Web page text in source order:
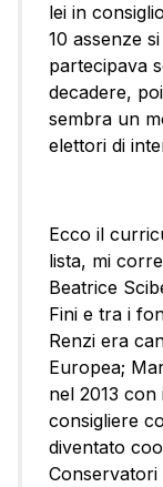
lei in
10 assenze
partecipava
decadere,
sembra un
elettori di
Ecco il
lista, mi
Beatrice
Fini e tra i
Renzi era
Europea;
nel 2013
consigliere
diventato
Conservatori